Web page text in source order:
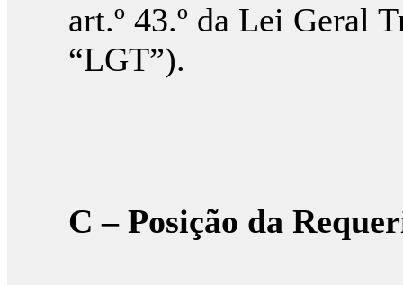
art.º 43.º da Lei Geral
“LGT”).
C – Posição da